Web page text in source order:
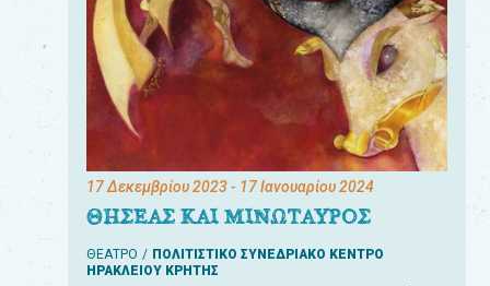
17 Δεκεμβρίου 2023- 17 Ιανουαρίου 2024
ΘΗΣΕΑΣ ΚΑΙ ΜΙΝΩΤΑΥΡΟΣ
ΘΕΑΤΡΟ
ΠΟΛΙΤΙΣΤΙΚΟ ΣΥΝΕΔΡΙΑΚΟ ΚΕΝΤΡΟ
ΗΡΑΚΛΕΙΟΥ ΚΡΗΤΗΣ